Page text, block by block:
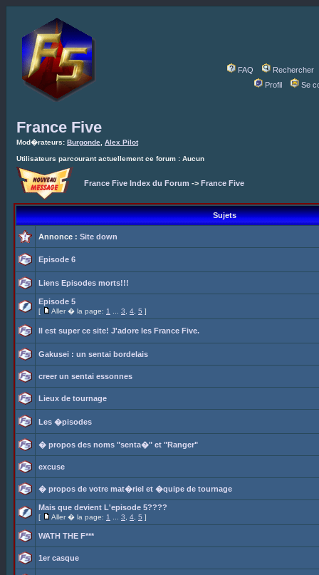
FAQ
Rechercher
Profil
Se
France Five
Mod�rateurs: Burgonde Alex Pilot
Utilisateurs parcourant actuellement ce forum : Aucun
France Five Index du Forum -> France Five
Sujets
Annonce : Site down
Episode 6
Liens Episodes morts!!!
Episode 5
[ Aller � la page: 1 3 4 5 ]
Il est super ce site! J'adore les France Five.
Gakusei : un sentai bordelais
creer un sentai essonnes
Lieux de tournage
Les �pisodes
� propos des noms "senta�" et "Ranger"
excuse
� propos de votre mat�riel et �quipe de tournage
Mais que devient L'episode 5????
[ Aller � la page: 1 3 4 5 ]
WATH THE F***
1er casque